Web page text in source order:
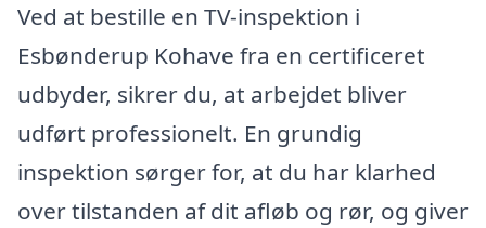
Ved at bestille en TV-inspektion i
Esbønderup Kohave fra en certificeret
udbyder, sikrer du, at arbejdet bliver
udført professionelt. En grundig
inspektion sørger for, at du har klarhed
over tilstanden af dit afløb og rør, og giver